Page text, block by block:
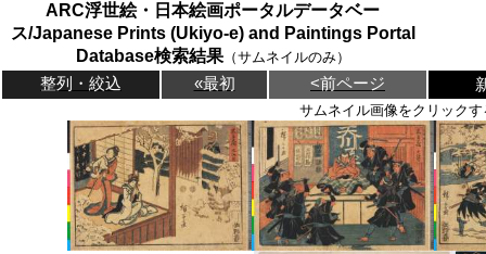
ARC浮世絵・日本絵画ポータルデータベー
ス/Japanese Prints (Ukiyo-e) and Paintings Portal
Database検索結果（サムネイルのみ）
整列・絞込 «最初 <前ページ
サムネイル画像をクリック